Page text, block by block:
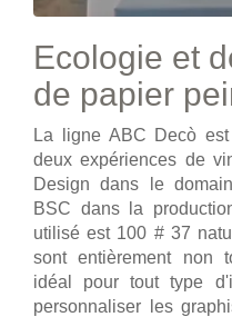
Ecologie et
de papier
La ligne ABC Decò
deux expériences de
Design dans le
BSC dans la
utilisé est 100 # 37
sont entièrement non
idéal pour tout type
personnaliser les